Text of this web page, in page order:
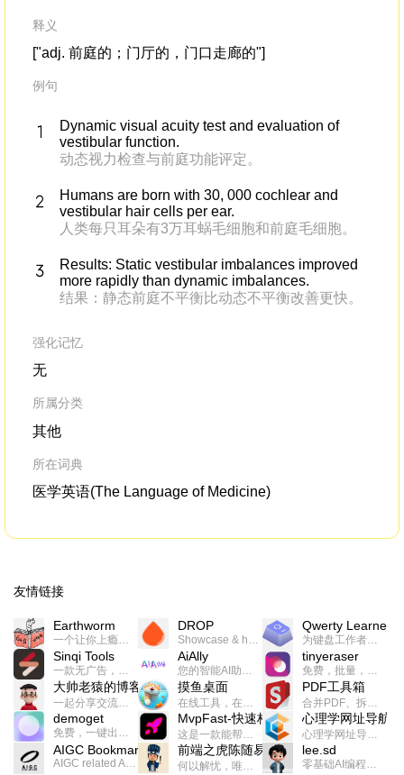
释义
["adj. 前庭的；门厅的，门口走廊的"]
例句
Dynamic visual acuity test and evaluation of
vestibular function.
动态视力检查与前庭功能评定。
Humans are born with 30, 000 cochlear and
vestibular hair cells per ear.
人类每只耳朵有3万耳蜗毛细胞和前庭毛细胞。
Results: Static vestibular imbalances improved
more rapidly than dynamic imbalances.
结果：静态前庭不平衡比动态不平衡改善更快。
强化记忆
无
所属分类
其他
所在词典
医学英语(The Language of Medicine)
友情链接
Earthworm
一个让你上瘾的英语学习工具，使用 连词成句 、 i + 1 、 以终为始等学习理论来帮助你习得英语，通过不断的重复形成肌肉记忆，最重要的是 游戏化 的形式让学习英语从此不再痛苦
DROP
Showcase & host your work in extraordinary ways.不限速文件分享，托管，建站平台
Qwerty Learner
为键盘工作者设计的单词与肌肉记忆锻炼软件
Sinqi Tools
一款无广告，界面清爽的神奇在线小工具集合，范围包括但不限于：开发，设计，日常生活等
AiAlly
您的智能AI助手解决方案。提供24/7全天候的高效虚拟员工服务，助力个人和组织提升生产力、激发创新潜能。
tinyeraser
免费，批量，快速，一键换背景的桌面软件
大帅老猿的博客
一起分享交流生活学习，出海赚钱，编程技术，远程工作，优秀产品等相关话题。希望大家都能有所收获。
摸鱼桌面
在线工具，在线游戏，电影，小说各种有趣的资源这里都有
PDF工具箱
合并PDF、拆分PDF、旋转PDF、裁剪PDF、转换PDF、加密PDF、解密PDF、PDF加水印等多种PDF处理功能
demoget
免费，一键出成片的录屏Demo软件。支持4K导出，立即下载使用。
MvpFast-快速构建网站应用
这是一款能帮助你快速构建个人网站的应用，使用最新的前端技术栈，集成登录、鉴权、手机、邮箱、数据库、博客、文章、支付等等网站所需要的功能，你只需要花几个小时开发你的核心功能就可以上线，一次购买，永久拥有
心理学网址导航
心理学网址导航(psyhhub.org),着力打造国内心理学资源平台，是一个心理学网址资源大全，提供心理学学习,心理学考研,英语自学,计算机自学等众多学习内容。
AIGC Bookmarks
AIGC related Academy/Project bookmarks . Powered by Notion AI (Claude, ChatGPT).
前端之虎陈随易
何以解忧，唯有代码。不忘初心，方得始终。
lee.sd
零基础AI编程整活儿，跟SimbaLee用AI一起每天写点儿好玩儿的！iSay中每天还会有鲜吐槽、财经快讯、抽奖福利。喜欢就在页面“点赞”，不喜欢可以“点呸”喔！